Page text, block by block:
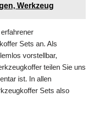
Werkzeug
Sets an. Als
vorstellbar,
teilen Sie uns
ist. In allen
Sets also